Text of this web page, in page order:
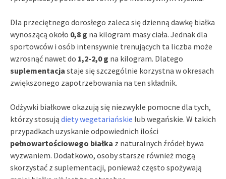
Dla przeciętnego dorosłego zaleca się dzienną dawkę białka
wynoszącą około 0,8 g na kilogram masy ciała. Jednak dla
sportowców i osób intensywnie trenujących ta liczba może
wzrosnąć nawet do 1,2-2,0 g na kilogram. Dlatego
suplementacja staje się szczególnie korzystna w okresach
zwiększonego zapotrzebowania na ten składnik.
Odżywki białkowe okazują się niezwykle pomocne dla tych,
którzy stosują diety wegetariańskie lub wegańskie. W takich
przypadkach uzyskanie odpowiednich ilości
pełnowartościowego białka z naturalnych źródeł bywa
wyzwaniem. Dodatkowo, osoby starsze również mogą
skorzystać z suplementacji, ponieważ często spożywają